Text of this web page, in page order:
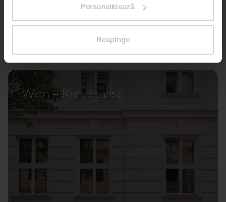
Personalizează
Respinge
Wien – Kandlgasse